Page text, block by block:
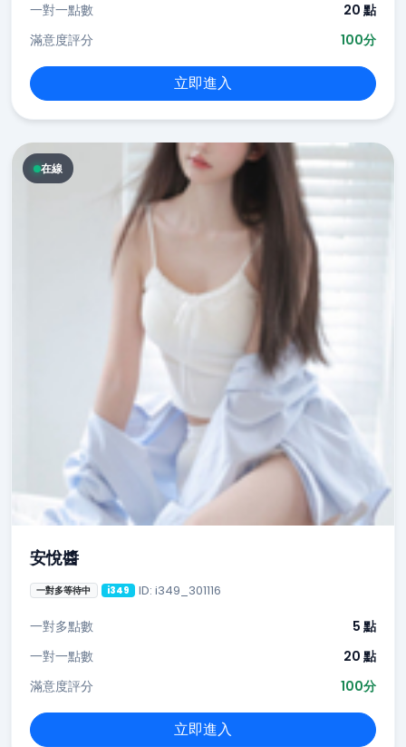
一對一點數
20 點
滿意度評分
100分
立即進入
在線
安悅醬
一對多等待中 i349 ID: i349_301116
一對多點數
5 點
一對一點數
20 點
滿意度評分
100分
立即進入